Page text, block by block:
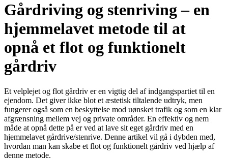
Gårdriving og stenriving – en
hjemmelavet metode til at
opnå et flot og funktionelt
gårdriv
Et velplejet og flot gårdriv er en vigtig del af indgangspartiet til en
ejendom. Det giver ikke blot et æstetisk tiltalende udtryk, men
fungerer også som en beskyttelse mod uønsket trafik og som en klar
afgrænsning mellem vej og private områder. En effektiv og nem
måde at opnå dette på er ved at lave sit eget gårdriv med en
hjemmelavet gårdrive/stenrive. Denne artikel vil gå i dybden med,
hvordan man kan skabe et flot og funktionelt gårdriv ved hjælp af
denne metode.